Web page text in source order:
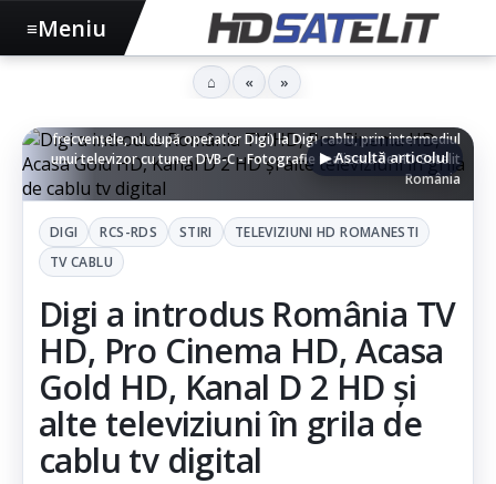
frecvențele, nu după operator Digi) la Digi cablu, prin intermediul
unui televizor cu tuner DVB-C - Fotografie realizată de HD Satelit
România
▶ Ascultă articolul
DIGI RCS-RDS STIRI
TELEVIZIUNI HD ROMANESTI
TV CABLU
Digi a introdus România TV
HD, Pro Cinema HD, Acasa
Gold HD, Kanal D 2 HD și
alte televiziuni în grila de
cablu tv digital
≡Meniu
⌂ « »